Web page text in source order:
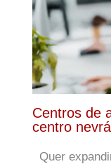
Centros de
centro
Quer